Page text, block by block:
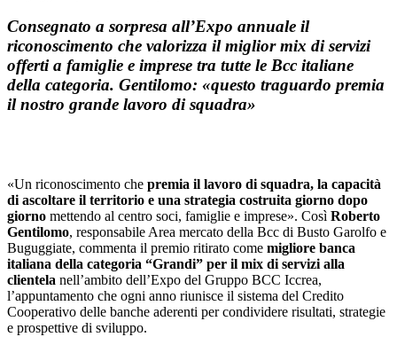
Consegnato a sorpresa all’Expo annuale il
riconoscimento che valorizza il miglior mix di servizi
offerti a famiglie e imprese tra tutte le Bcc italiane
della categoria. Gentilomo: «questo traguardo premia
il nostro grande lavoro di squadra»
«Un riconoscimento che premia il lavoro di squadra, la capacità
di ascoltare il territorio e una strategia costruita giorno dopo
giorno mettendo al centro soci, famiglie e imprese». Così Roberto
Gentilomo, responsabile Area mercato della Bcc di Busto Garolfo e
Buguggiate, commenta il premio ritirato come migliore banca
italiana della categoria “Grandi” per il mix di servizi alla
clientela nell’ambito dell’Expo del Gruppo BCC Iccrea,
l’appuntamento che ogni anno riunisce il sistema del Credito
Cooperativo delle banche aderenti per condividere risultati, strategie
e prospettive di sviluppo.